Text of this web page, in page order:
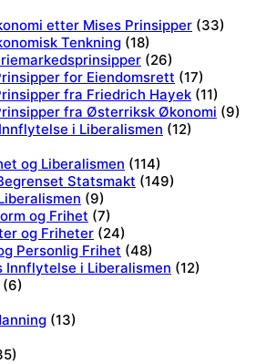
etter Mises Prinsipper (33)
Tenkning (18)
(26)
for Eiendomsrett (17)
fra Friedrich Hayek (11)
fra Østerriksk Økonomi (9)
i Liberalismen (12)
og Liberalismen (114)
Statsmakt (149)
(9)
og Frihet (7)
og Friheter (24)
Personlig Frihet (48)
Innflytelse i Liberalismen (12)
(6)
(13)